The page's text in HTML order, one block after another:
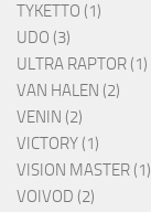
TYKETTO (1)
UDO (3)
ULTRA RAPTOR (1)
VAN HALEN (2)
VENIN (2)
VICTORY (1)
VISION MASTER (1)
VOIVOD (2)